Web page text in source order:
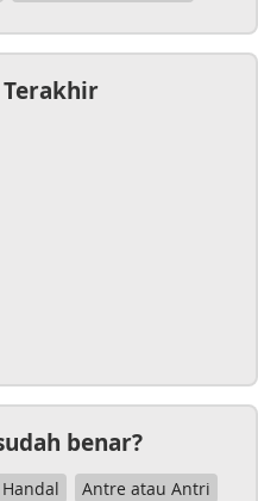
benar?
Antre atau Antri